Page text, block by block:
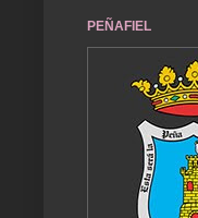
PEÑAFIEL